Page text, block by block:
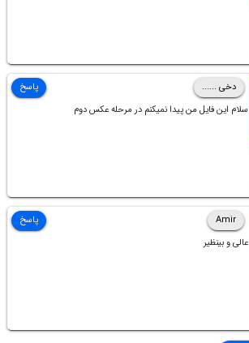
دخی ......
سلام این فایل من پیدا نمیکنم در مرحله عکس دوم
پاسخ
Amir
عالی و بینظیر
پاسخ